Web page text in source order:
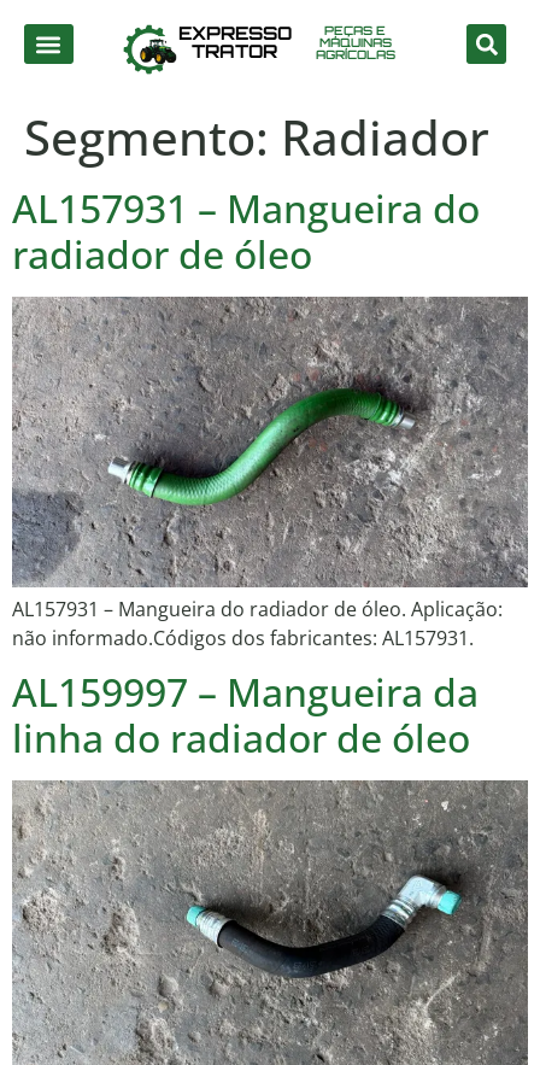
EXPRESSO
TRATOR
PEÇAS E
MÁQUINAS
AGRÍCOLAS
Segmento: Radiador
AL157931 – Mangueira do
radiador de óleo
AL157931 – Mangueira do radiador de óleo. Aplicação:
não informado.Códigos dos fabricantes: AL157931.
AL159997 – Mangueira da
linha do radiador de óleo